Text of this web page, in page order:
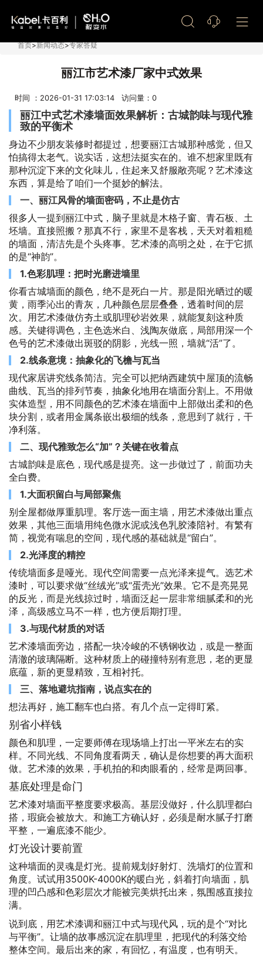
首页>新闻动态>专家答疑
丽江市艺术漆厂家中式效果
时间 ：2026-01-31 17:03:14 访问量： 0
丽江中式艺术漆墙面效果解析：古城韵味与现代雅
致的平衡术
身边不少朋友装修时都提过，想要丽江古城那种感觉，但又
怕搞得太老气。说实话，这想法挺实在的。谁不想家里既有
那种沉淀下来的文化味儿，住起来又舒服敞亮呢？艺术漆这
东西，算是给了咱们一个挺妙的解法。
一、丽江风骨的墙面密码，不止是仿古
很多人一提到丽江中式，脑子里就是木格子窗、青石板、土
坯墙。直接照搬？那真不行，家里不是客栈，天天对着粗糙
的墙面，清洁先是个头疼事。艺术漆的高明之处，在于它抓
的是“神韵”。
1.色彩肌理：把时光磨进墙里
你看古城墙面的颜色，绝不是死白一片。那是阳光晒过的暖
黄，雨季沁出的青灰，几种颜色层层叠叠，透着时间的层
次。用艺术漆做仿夯土或肌理砂岩效果，就能复刻这种质
感。关键得调色，主色选米白、浅陶灰做底，局部用深一个
色号的艺术漆做出斑驳的阴影，光线一照，墙就“活”了。
2.线条意境：抽象化的飞檐与瓦当
现代家居讲究线条简洁。完全可以把纳西建筑中屋顶的流畅
曲线、瓦当的排列节奏，抽象化地用在墙面分割上。不用做
实体造型，用不同颜色的艺术漆在墙面中上部做出柔和的色
块分割，或者用金属条嵌出极细的线条，意思到了就行，干
净利落。
二、现代雅致怎么“加”？关键在收着点
古城韵味是底色，现代感是提亮。这一步做过了，前面功夫
全白费。
1.大面积留白与局部聚焦
别全屋都做厚重肌理。客厅选一面主墙，用艺术漆做出重点
效果，其他三面墙用纯色微水泥或浅色乳胶漆陪衬。有繁有
简，视觉有喘息的空间，现代感的基础就是“留白”。
2.光泽度的精控
传统墙面多是哑光。现代空间需要一点光泽来提气。选艺术
漆时，可以要求做“丝绒光”或“蛋壳光”效果。它不是亮晃晃
的反光，而是光线掠过时，墙面泛起一层非常细腻柔和的光
泽，高级感立马不一样，也方便后期打理。
3.与现代材质的对话
艺术漆墙面旁边，搭配一块冷峻的不锈钢收边，或是一整面
清澈的玻璃隔断。这种材质上的碰撞特别有意思，老的更显
底蕴，新的更显精致，互相衬托。
三、落地避坑指南，说点实在的
想法再好，施工翻车也白搭。有几个点一定得盯紧。
别省小样钱
颜色和肌理，一定要师傅在现场墙上打出一平米左右的实
样。不同光线、不同角度看两天，确认是你想要的再大面积
做。艺术漆的效果，手机拍的和肉眼看的，经常是两回事。
基底处理是命门
艺术漆对墙面平整度要求极高。基层没做好，什么肌理都白
搭，瑕疵会被放大。和施工方确认好，必须是耐水腻子打磨
平整，一遍底漆不能少。
灯光设计要前置
这种墙面的灵魂是灯光。提前规划好射灯、洗墙灯的位置和
角度。试试用3500K-4000K的暖白光，斜着打向墙面，肌
理的凹凸感和色彩层次才能被完美烘托出来，氛围感直接拉
满。
说到底，用艺术漆调和丽江中式与现代风，玩的是个“对比
与平衡”。让墙的故事感沉淀在肌理里，把现代的利落交给
整体空间。最后出来的家，有回忆，有温度，也有明天。